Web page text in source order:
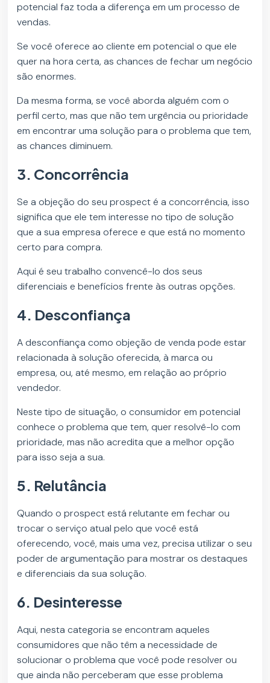
potencial faz toda a diferença em um processo de
vendas.
Se você oferece ao cliente em potencial o que ele
quer na hora certa, as chances de fechar um negócio
são enormes.
Da mesma forma, se você aborda alguém com o
perfil certo, mas que não tem urgência ou prioridade
em encontrar uma solução para o problema que tem,
as chances diminuem.
3. Concorrência
Se a objeção do seu prospect é a concorrência, isso
significa que ele tem interesse no tipo de solução
que a sua empresa oferece e que está no momento
certo para compra.
Aqui é seu trabalho convencê-lo dos seus
diferenciais e benefícios frente às outras opções.
4. Desconfiança
A desconfiança como objeção de venda pode estar
relacionada à solução oferecida, à marca ou
empresa, ou, até mesmo, em relação ao próprio
vendedor.
Neste tipo de situação, o consumidor em potencial
conhece o problema que tem, quer resolvê-lo com
prioridade, mas não acredita que a melhor opção
para isso seja a sua.
5. Relutância
Quando o prospect está relutante em fechar ou
trocar o serviço atual pelo que você está
oferecendo, você, mais uma vez, precisa utilizar o seu
poder de argumentação para mostrar os destaques
e diferenciais da sua solução.
6. Desinteresse
Aqui, nesta categoria se encontram aqueles
consumidores que não têm a necessidade de
solucionar o problema que você pode resolver ou
que ainda não perceberam que esse problema